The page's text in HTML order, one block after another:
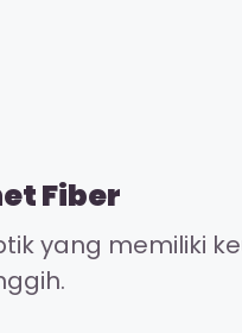
Fiber
yang memiliki